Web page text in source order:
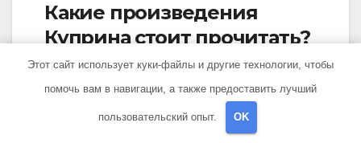
Какие произведения
Куприна стоит прочитать?
внимания, но особенно рекомендуется
прочитать «Дулевый ворон», «Гранатовый
Этот сайт использует куки-файлы и другие технологии, чтобы
помочь вам в навигации, а также предоставить лучший
пользовательский опыт. OK